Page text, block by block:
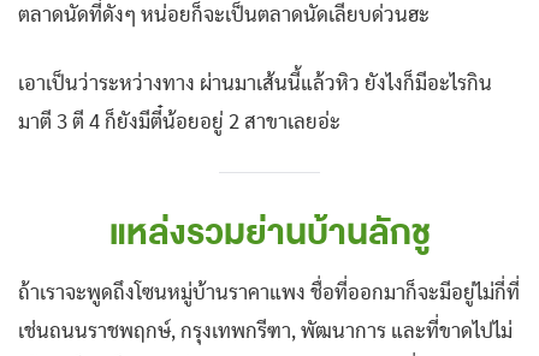
ตลาดนัดที่ดังๆ หน่อยก็จะเป็นตลาดนัดเลียบด่วนฮะ
เอาเป็นว่าระหว่างทาง ผ่านมาเส้นนี้แล้วหิว ยังไงก็มีอะไรกิน
มาตี 3 ตี 4 ก็ยังมีตี๋น้อยอยู่ 2 สาขาเลยอ่ะ
แหล่งรวมย่านบ้านลักชู
ถ้าเราจะพูดถึงโซนหมู่บ้านราคาแพง ชื่อที่ออกมาก็จะมีอยู่ไม่กี่ที่
เช่นถนนราชพฤกษ์, กรุงเทพกรีฑา, พัฒนาการ และที่ขาดไปไม่